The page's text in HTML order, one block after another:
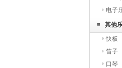
电子
其他
快板
笛子
口琴